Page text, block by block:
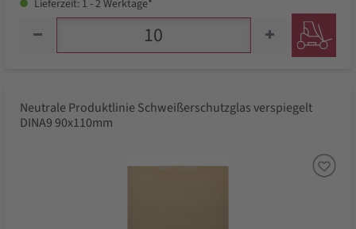
Lieferzeit: 1 - 2 Werktage*
Neutrale Produktlinie Schweißerschutzglas verspiegelt
DINA9 90x110mm